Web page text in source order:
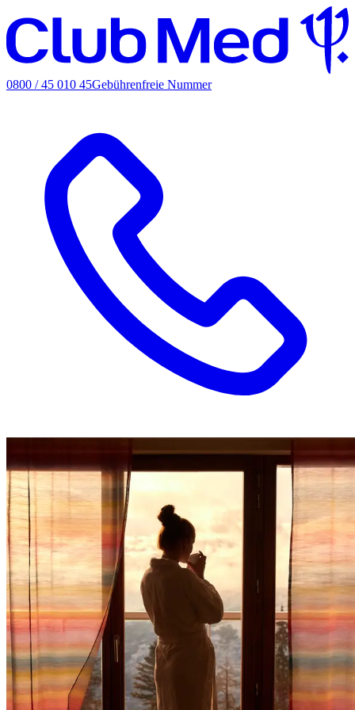
0800 / 45 010 45Gebührenfreie Nummer